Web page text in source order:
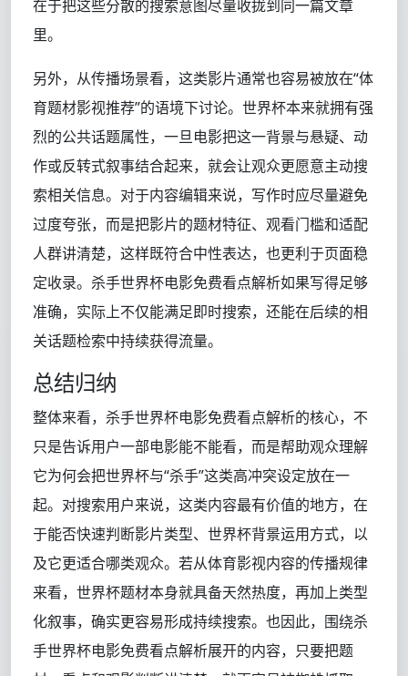
在于把这些分散的搜索意图尽量收拢到同一篇文章
里。
另外，从传播场景看，这类影片通常也容易被放在“体
育题材影视推荐”的语境下讨论。世界杯本来就拥有强
烈的公共话题属性，一旦电影把这一背景与悬疑、动
作或反转式叙事结合起来，就会让观众更愿意主动搜
索相关信息。对于内容编辑来说，写作时应尽量避免
过度夸张，而是把影片的题材特征、观看门槛和适配
人群讲清楚，这样既符合中性表达，也更利于页面稳
定收录。杀手世界杯电影免费看点解析如果写得足够
准确，实际上不仅能满足即时搜索，还能在后续的相
关话题检索中持续获得流量。
总结归纳
整体来看，杀手世界杯电影免费看点解析的核心，不
只是告诉用户一部电影能不能看，而是帮助观众理解
它为何会把世界杯与“杀手”这类高冲突设定放在一
起。对搜索用户来说，这类内容最有价值的地方，在
于能否快速判断影片类型、世界杯背景运用方式，以
及它更适合哪类观众。若从体育影视内容的传播规律
来看，世界杯题材本身就具备天然热度，再加上类型
化叙事，确实更容易形成持续搜索。也因此，围绕杀
手世界杯电影免费看点解析展开的内容，只要把题